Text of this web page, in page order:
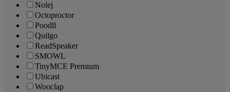
Nolej
Octoproctor
Poodll
Quilgo
ReadSpeaker
SMOWL
TinyMCE Premium
Ubicast
Wooclap